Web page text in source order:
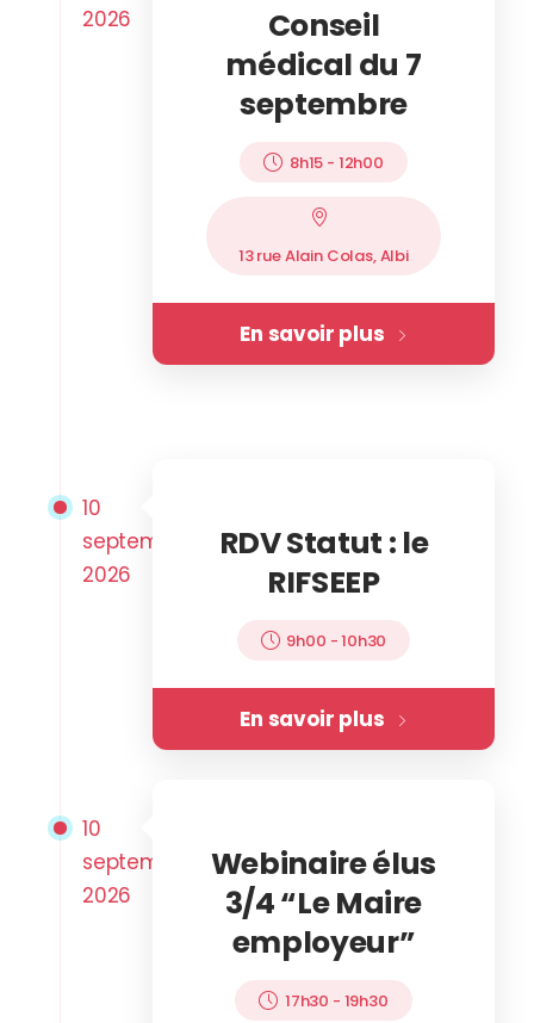
2026
Conseil
médical du 7
septembre
8h15 - 12h00
13 rue Alain Colas, Albi
En savoir plus
10
septembre
2026
RDV Statut : le
RIFSEEP
9h00 -10h30
En savoir plus
10
septembre
2026
Webinaire élus
3/4 “Le Maire
employeur”
17h30 - 19h30